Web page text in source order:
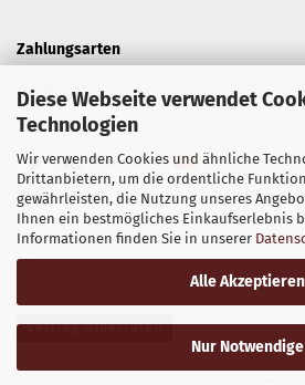
Diese Webseite verwendet
Technologien
Wir verwenden Cookies und ähnliche
Drittanbietern, um die ordentliche
gewährleisten, die Nutzung unseres
Ihnen ein bestmögliches Einkaufserlebnis
Informationen finden Sie in unserer
Alle Akzeptieren
Nur Notwendige
Zahlungsarten
Kaufe bei uns sicher ein mit einer
Zahlungsarten.
Vertrag widerrufen